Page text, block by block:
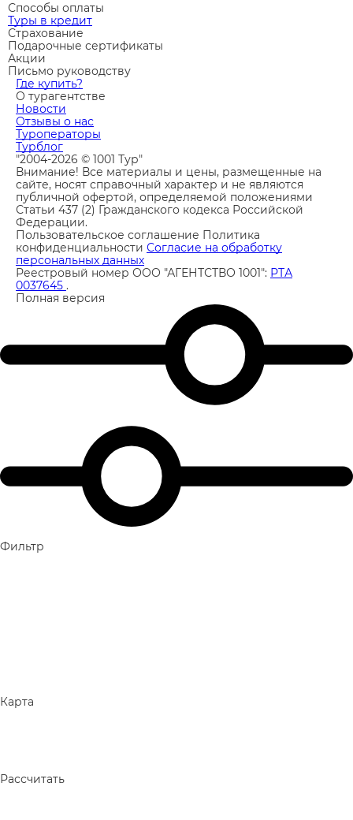
Способы оплаты
Туры в кредит
Страхование
Подарочные сертификаты
Акции
Письмо руководству
Где купить?
О турагентстве
Новости
Отзывы о нас
Туроператоры
Турблог
"2004-2026 © 1001 Тур"
Внимание! Все материалы и цены, размещенные на
сайте, носят справочный характер и не являются
публичной офертой, определяемой положениями
Статьи 437 (2) Гражданского кодекса Российской
Федерации.
Пользовательское соглашение Политика
конфиденциальности Согласие на обработку
персональных данных
Реестровый номер ООО "АГЕНТСТВО 1001": РТА
0037645 .
Полная версия
Фильтр
Карта
Рассчитать